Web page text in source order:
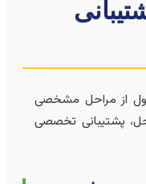
مراحل مشخصی
تخصصی